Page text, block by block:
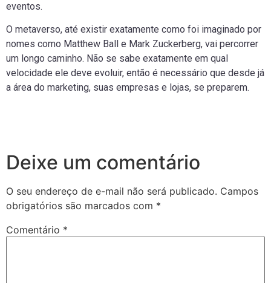
eventos.
O metaverso, até existir exatamente como foi imaginado por
nomes como Matthew Ball e Mark Zuckerberg, vai percorrer
um longo caminho. Não se sabe exatamente em qual
velocidade ele deve evoluir, então é necessário que desde já
a área do marketing, suas empresas e lojas, se preparem.
Deixe um comentário
O seu endereço de e-mail não será publicado. Campos
obrigatórios são marcados com *
Comentário *